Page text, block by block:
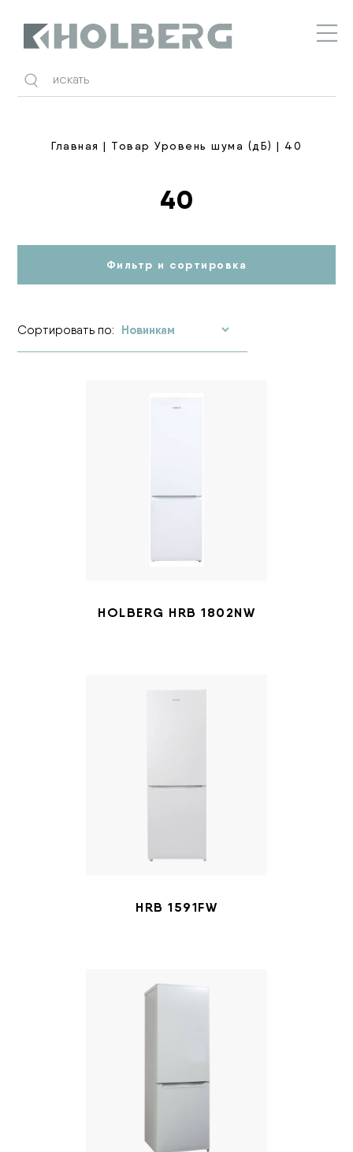
Главная | Товар Уровень шума (дБ) | 40
40
Фильтр и сортировка
Сортировать по:
HOLBERG HRB 1802NW
HRB 1591FW